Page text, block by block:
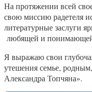
На протяжении всей
свою миссию радетеля
литературные заслуги
любящей и понимающей
Я выражаю свои
утешения семье,
Александра Топчяна».